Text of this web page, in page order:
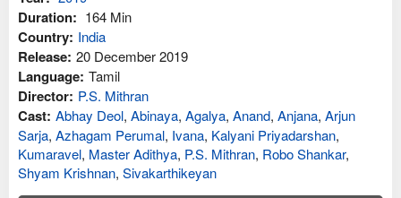
Duration: 164 Min
Country: India
Release: 20 December 2019
Language: Tamil
Director: P.S. Mithran
Cast: Abhay Deol, Abinaya, Agalya, Anand, Anjana, Arjun
Sarja, Azhagam Perumal, Ivana, Kalyani Priyadarshan,
Kumaravel, Master Adithya, P.S. Mithran, Robo Shankar,
Shyam Krishnan, Sivakarthikeyan